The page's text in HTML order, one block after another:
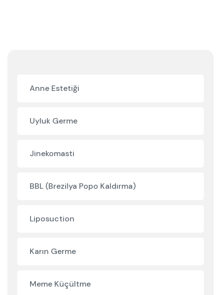
Anne Estetiği
Uyluk Germe
Jinekomasti
BBL (Brezilya Popo Kaldırma)
Liposuction
Karın Germe
Meme Küçültme